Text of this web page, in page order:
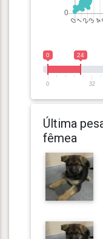
0 24
0 32
Última
fêmea